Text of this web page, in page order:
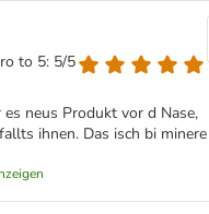
to 5: 5/5
neus Produkt vor d Nase,
ihnen. Das isch bi minere